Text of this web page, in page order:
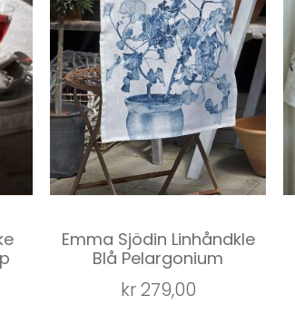
Emma Sjödin Linhåndkle
Blå Pelargonium
kr279,00